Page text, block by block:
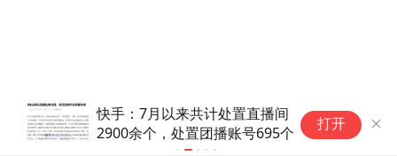
快手：7月以来共计处置直播间
2900余个，处置团播账号695个
打开
湖北大学生跨省助农，卖了